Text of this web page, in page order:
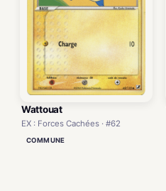
Wattouat
EX : Forces Cachées · #62
COMMUNE